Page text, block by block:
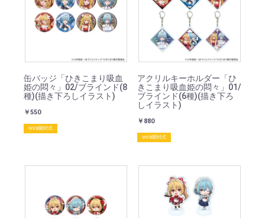
缶バッジ「ひきこまり吸血
姫の悶々」02/ブラインド(8
種)(描き下ろしイラスト)
￥550
WEB開封式
アクリルキーホルダー「ひ
きこまり吸血姫の悶々」01/
ブラインド(6種)(描き下ろ
しイラスト)
￥880
WEB開封式